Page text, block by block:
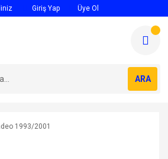
Giriş Yap Üye Ol
ARA